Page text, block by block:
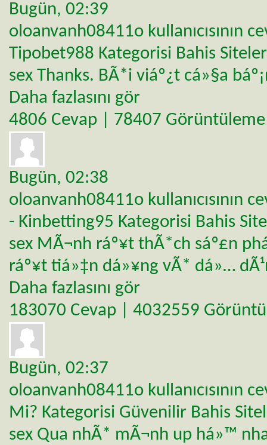
Bugün, 02:39
oloanvanh08411o kullanıcısının
Tipobet988 Kategorisi Bahis
sex Thanks. BÃ*i viáº¿t cá»§a
Daha fazlasını gör
4806 Cevap | 78407 Görüntüleme
Bugün, 02:38
oloanvanh08411o kullanıcısının
- Kinbetting95 Kategorisi Bahis
sex MÃ¬nh ráº¥t thÃ*ch sáº£n
ráº¥t tiá»‡n dá»¥ng vÃ* dá»…
Daha fazlasını gör
183070 Cevap | 4032559
Bugün, 02:37
oloanvanh08411o kullanıcısının
Mi? Kategorisi Güvenilir Bahis
sex Qua nhÃ* mÃ¬nh up há»™